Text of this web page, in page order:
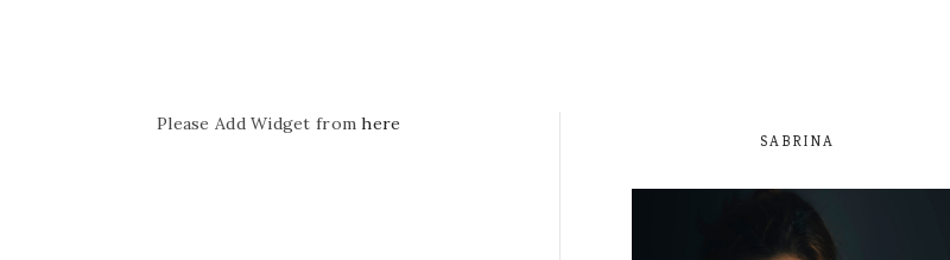
Please Add Widget fromhere
SABRINA